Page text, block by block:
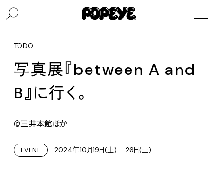
TODO
写真展『between A and
B』に行く。
＠三井本館ほか
EVENT 2024年10月19日(土) - 26日(土)